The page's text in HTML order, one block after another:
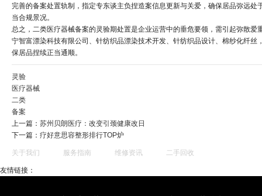
完善的备案处置轨制，指定专东谈主负捏造案信息更新与关爱，确保居品弥远处
当合规景况。
总之，二类医疗器械备案的灵验期处置是企业运营中的垂危要领，需引起弥散爱
宁智富漂染科技有限公司、针纺织品漂染技术开发、针纺织品设计、棉纱化纤丝
保居品捏续正当通顺。
灵验
医疗器械
二类
备案
上一篇： 苏州贝朗医疗：改变引颈健康改日
下一篇： 疗好意思容整形排行TOP炉
关于我们 服务指南 维修资讯 二手回收
友情链接：